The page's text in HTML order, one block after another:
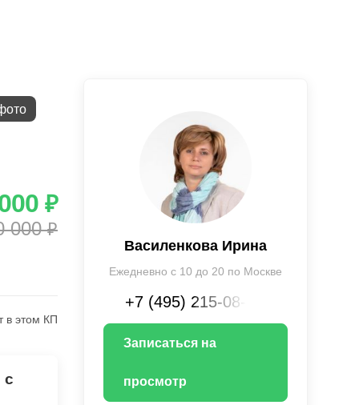
₽
000 ₽
в этом КП
с
Василенкова Ирина
Ежедневно с 10 до 20 по Москве
+7 (495) 215-08-XX
Записаться на
просмотр